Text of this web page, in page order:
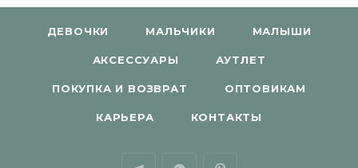
ДЕВОЧКИ МАЛЬЧИКИ МАЛЫШИ
АКСЕССУАРЫ АУТЛЕТ
ПОКУПКА И ВОЗВРАТ ОПТОВИКАМ
КАРЬЕРА КОНТАКТЫ